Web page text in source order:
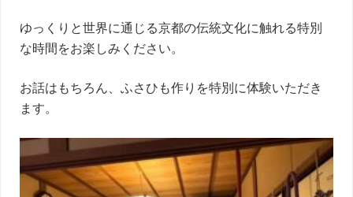
ゆっくりと世界に通じる京都の伝統文化に触れる特別
な時間をお楽しみください。
お話はもちろん、ふさひも作りを特別に体験いただき
ます。